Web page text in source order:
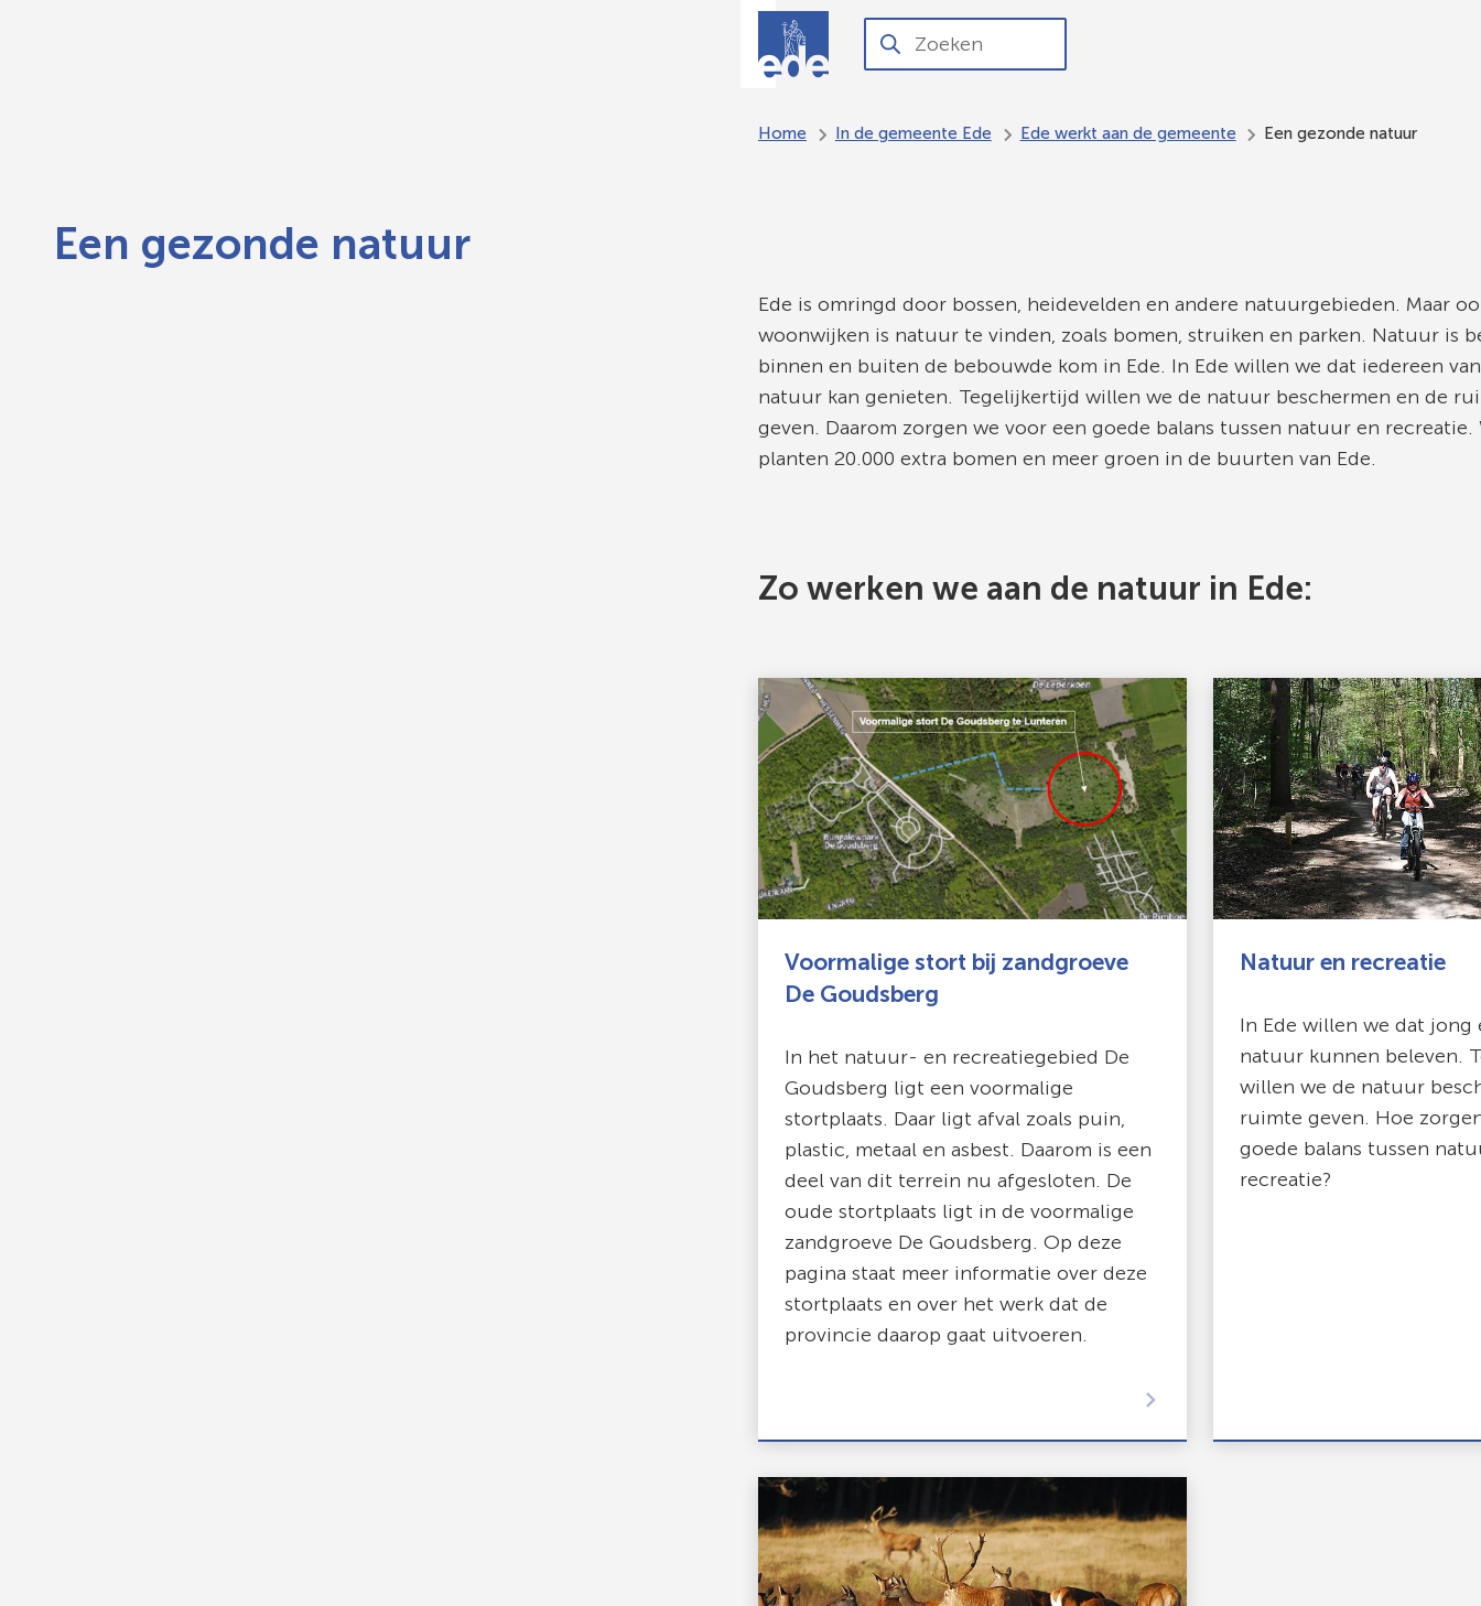
Aanvragen
en regelen
Ondersteuning,
inkomen
Zoeken
Wanneer
zijn
door
pijl
omhoog
en
omlaag
te
enter-
een
waarde
te
selecteren.
Home In de gemeente Ede Ede werkt aan de gemeente Een gezonde natuur
Een gezonde natuur
Ede is omringd door bossen, heidevelden en andere natuurgebieden. Maar
woonwijken is natuur te vinden, zoals bomen, struiken en parken. Natuur is
binnen en buiten de bebouwde kom in Ede. In Ede willen we dat iedereen
natuur kan genieten. Tegelijkertijd willen we de natuur beschermen en de
geven. Daarom zorgen we voor een goede balans tussen natuur en recreatie.
planten 20.000 extra bomen en meer groen in de buurten van Ede.
Zo werken we aan de natuur in Ede:
Voormalige stort bij zandgroeve
De Goudsberg
In het natuur- en recreatiegebied De
Goudsberg ligt een voormalige
stortplaats. Daar ligt afval zoals puin,
plastic, metaal en asbest. Daarom is een
deel van dit terrein nu afgesloten. De
oude stortplaats ligt in de voormalige
zandgroeve De Goudsberg. Op deze
pagina staat meer informatie over deze
stortplaats en over het werk dat de
provincie daarop gaat uitvoeren.
Natuur en recreatie
In Ede willen we dat jong
natuur kunnen beleven.
willen we de natuur
ruimte geven. Hoe
goede balans tussen
recreatie?